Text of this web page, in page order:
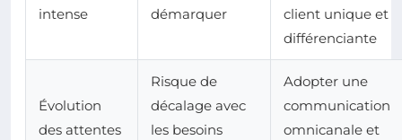
intense
démarquer
client unique et
différenciante
Évolution
des attentes
Risque de
décalage avec
les besoins
Adopter une
communication
omnicanale et